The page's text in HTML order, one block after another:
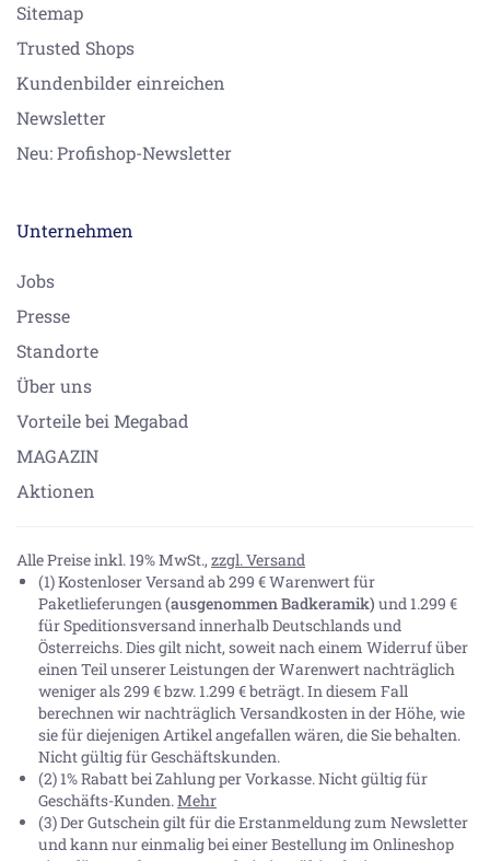
Sitemap
Trusted Shops
Kundenbilder einreichen
Newsletter
Neu: Profishop-Newsletter
Unternehmen
Jobs
Presse
Standorte
Über uns
Vorteile bei Megabad
MAGAZIN
Aktionen
Alle Preise inkl. 19% MwSt., zzgl. Versand
(1) Kostenloser Versand ab 299 € Warenwert für
Paketlieferungen(ausgenommen Badkeramik) und 1.299 €
für Speditionsversand innerhalb Deutschlands und
Österreichs. Dies gilt nicht, soweit nach einem Widerruf über
einen Teil unserer Leistungen der Warenwert nachträglich
weniger als 299 € bzw. 1.299 € beträgt. In diesem Fall
berechnen wir nachträglich Versandkosten in der Höhe, wie
sie für diejenigen Artikel angefallen wären, die Sie behalten.
Nicht gültig für Geschäftskunden.
(2) 1% Rabatt bei Zahlung per Vorkasse. Nicht gültig für
Geschäfts-Kunden.Mehr
(3) Der Gutschein gilt für die Erstanmeldung zum Newsletter
und kann nur einmalig bei einer Bestellung im Onlineshop